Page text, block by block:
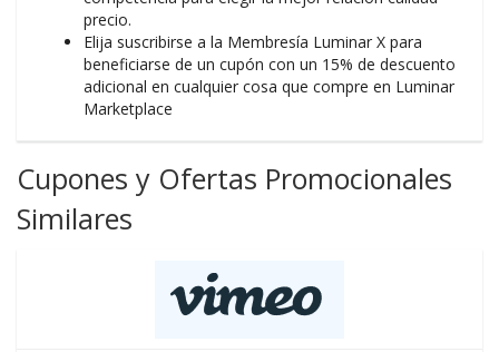
precio.
Elija suscribirse a la Membresía Luminar X para
beneficiarse de un cupón con un 15% de descuento
adicional en cualquier cosa que compre en Luminar
Marketplace
Cupones y Ofertas Promocionales
Similares